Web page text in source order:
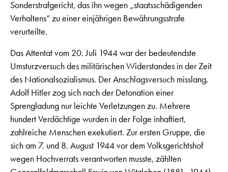
Sonderstrafgericht, das ihn wegen „staatsschädigenden
Verhaltens“ zu einer einjährigen Bewährungsstrafe
verurteilte.
Das Attentat vom 20. Juli 1944 war der bedeutendste
Umsturzversuch des militärischen Widerstandes in der Zeit
des Nationalsozialismus. Der Anschlagsversuch misslang,
Adolf Hitler zog sich nach der Detonation einer
Sprengladung nur leichte Verletzungen zu. Mehrere
hundert Verdächtige wurden in der Folge inhaftiert,
zahlreiche Menschen exekutiert. Zur ersten Gruppe, die
sich am 7. und 8. August 1944 vor dem Volksgerichtshof
wegen Hochverrats verantworten musste, zählten